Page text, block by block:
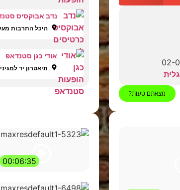
מצאתם טעות?
נדב אבוקסיס
היכל התרבות
אודי כגן סטנדאפ
תיאטרון יד
00:06:35